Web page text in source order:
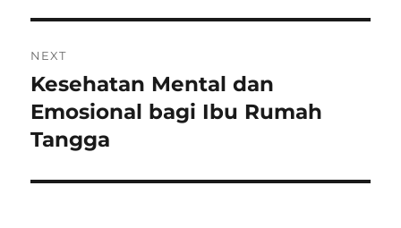
NEXT
Next
post:
Kesehatan Mental dan
Emosional bagi Ibu Rumah
Tangga